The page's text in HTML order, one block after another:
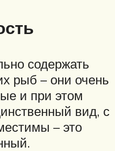
содержать
рыб – они очень
и при этом
вид, с
– это